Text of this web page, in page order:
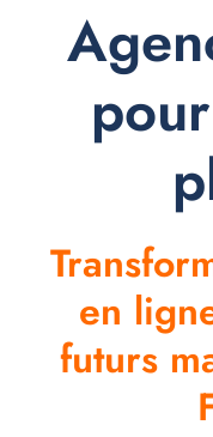
en
futurs